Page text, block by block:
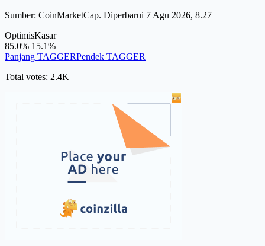
Sumber: CoinMarketCap. Diperbarui 7 Agu 2026, 8.27
OptimisKasar
85.0% 15.1%
Panjang TAGGERPendek TAGGER
Total votes: 2.4K